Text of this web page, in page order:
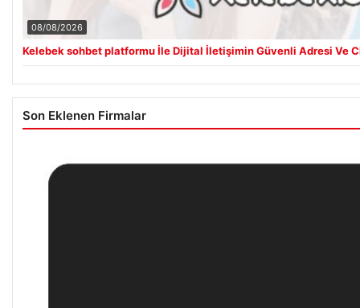
08/08/2026
Kelebek sohbet platformu İle Dijital İletişimin Güvenli Adresi Ve
Son Eklenen Firmalar